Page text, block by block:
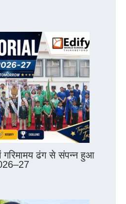
गरिमामय ढंग से संपन्न हुआ